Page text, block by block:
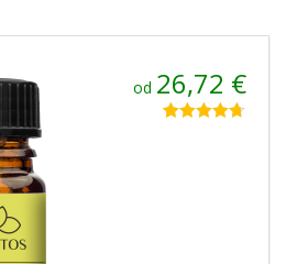
od 26,72 €